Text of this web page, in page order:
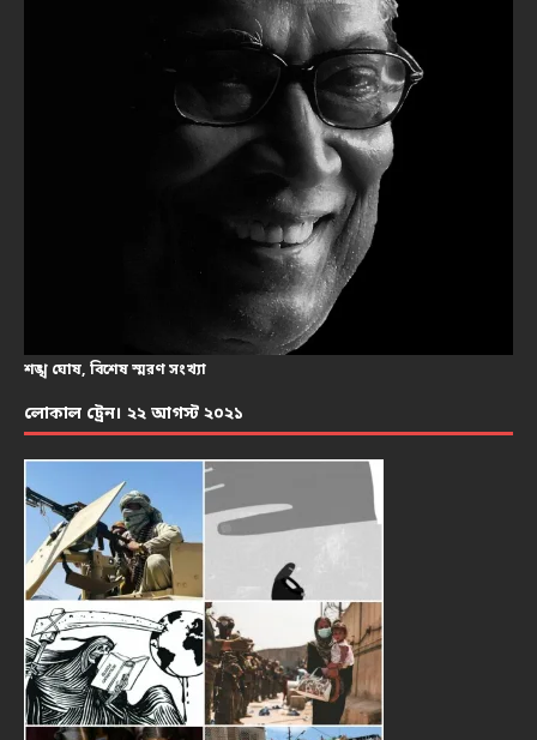
শঙ্খ ঘোষ, বিশেষ স্মরণ সংখ্যা
লোকাল ট্রেন। ২২ আগস্ট ২০২১